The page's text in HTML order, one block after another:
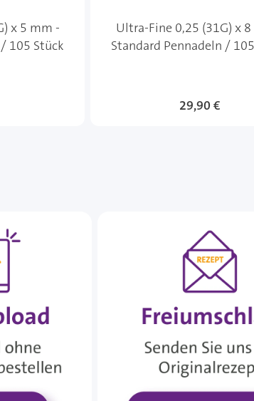
x 5 mm -
105 Stück
Ultra-Fine 0,25 (31G) x
Standard Pennadeln /
29,90 €